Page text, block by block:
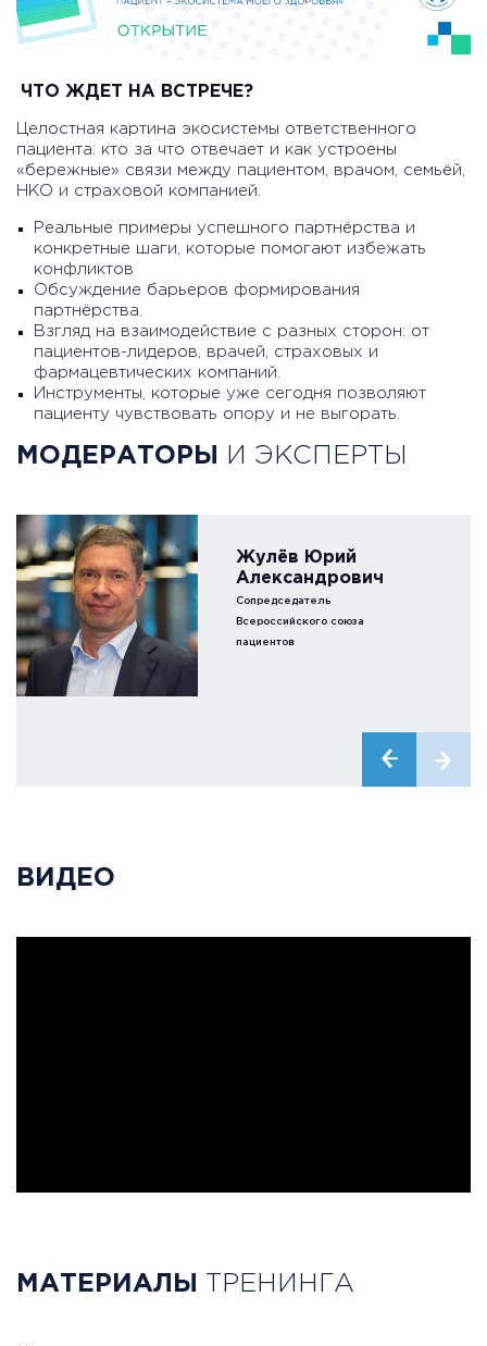
ЧТО ЖДЕТ НА ВСТРЕЧЕ?
Целостная картина экосистемы ответственного
пациента: кто за что отвечает и как устроены
«бережные» связи между пациентом, врачом, семьёй,
НКО и страховой компанией.
Реальные примеры успешного партнёрства и
конкретные шаги, которые помогают избежать
конфликтов
Обсуждение барьеров формирования
партнёрства.
Взгляд на взаимодействие с разных сторон: от
пациентов-лидеров, врачей, страховых и
фармацевтических компаний.
Инструменты, которые уже сегодня позволяют
пациенту чувствовать опору и не выгорать.
МОДЕРАТОРЫ И ЭКСПЕРТЫ
Жулёв Юрий
Александрович
Cопредседатель
Всероссийского союза
пациентов
ВИДЕО
МАТЕРИАЛЫ ТРЕНИНГА